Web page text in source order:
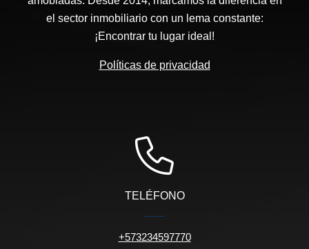
el sector inmobiliario con un lema constante:
¡Encontrar tu lugar ideal!
Políticas de privacidad
TELÉFONO
+573234597770